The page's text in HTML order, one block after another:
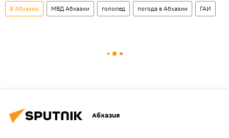
В Абхазии МВД Абхазии гололед погода в Абхазии ГАИ
Абхазия